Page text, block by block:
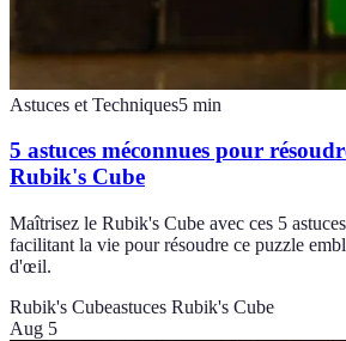
Astuces et Techniques5 min
5 astuces méconnues pour
Rubik's Cube
Maîtrisez le Rubik's Cube avec ces 5
facilitant la vie pour résoudre ce puzzle
d'œil.
Rubik's Cubeastuces Rubik's Cube
Aug 5